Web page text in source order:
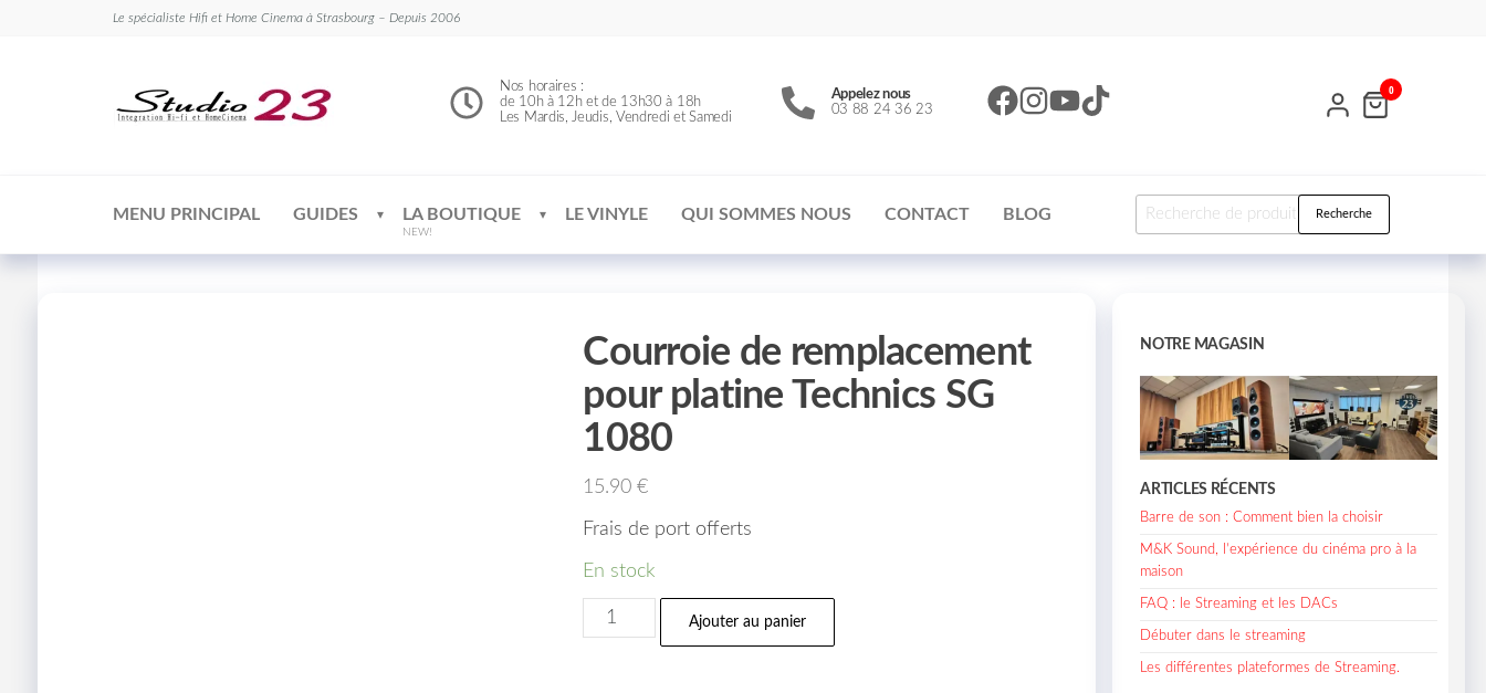
Le spécialiste Hifi et Home Cinema à Strasbourg – Depuis 2006
Nos horaires :
de 10h à 12h et de 13h30 à 18h
Les Mardis, Jeudis, Vendredi et Samedi
Appelez nous
03 88 24 36 23
0
MENU PRINCIPAL GUIDES LA BOUTIQUE
NEW!
LE VINYLE QUI SOMMES NOUS CONTACT BLOG Recherche
Courroie de remplacement
pour platine Technics SG
1080
15.90€
Frais de port offerts
En stock
Ajouter au panier
NOTRE MAGASIN
ARTICLES RÉCENTS
Barre de son : Comment bien la choisir
M&K Sound, l’expérience du cinéma pro à la
maison
FAQ : le Streaming et les DACs
Débuter dans le streaming
Les différentes plateformes de Streaming.